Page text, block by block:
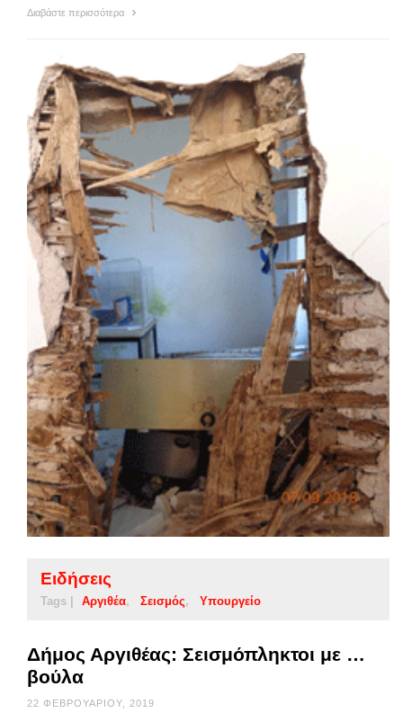
Διαβάστε περισσότερα
Ειδήσεις
Tags | Αργιθέα Σεισμός Υπουργείο
Δήμος Αργιθέας: Σεισμόπληκτοι με …
βούλα
22 ΦΕΒΡΟΥΑΡΊΟΥ, 2019